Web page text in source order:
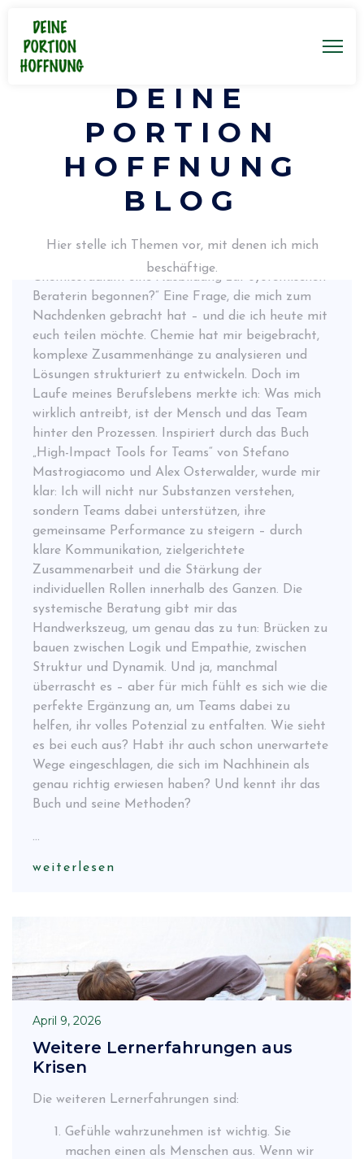
DEINE
PORTION
HOFFNUNG
BLOG
Hier stelle ich Themen vor, mit denen ich mich
beschäftige.
May 5, 2026
Agile Methoden beim
wissenschaftlichen Arbeiten?
Das Buch von Stefano Mastrogiacomo und Alex
Osterwalder “High Impact Tools for Teams”
beruht auf der agilen Arbeitsweise. Bereits
meinem letzten Artikel habe ich geschrieben, dass
dieses Buch dafür gesorgt hat, dass ich die
Ausbildung zur systemischen Beraterin
angefangen habe.
...
weiterlesen
May 4, 2026
Von der Chemie zur systemischen
Beratung – warum dieser
In meinem letzten Bewerbungsgespräch wurde ich
Chemiestudium eine Ausbildung zur systemischen
Beraterin begonnen?“ Eine Frage, die mich zum
Nachdenken gebracht hat – und die ich heute mit
euch teilen möchte. Chemie hat mir beigebracht,
komplexe Zusammenhänge zu analysieren und
Lösungen strukturiert zu entwickeln. Doch im
Laufe meines Berufslebens merkte ich: Was mich
wirklich antreibt, ist der Mensch und das Team
hinter den Prozessen. Inspiriert durch das Buch
„High-Impact Tools for Teams“ von Stefano
Mastrogiacomo und Alex Osterwalder, wurde mir
klar: Ich will nicht nur Substanzen verstehen,
sondern Teams dabei unterstützen, ihre
gemeinsame Performance zu steigern – durch
klare Kommunikation, zielgerichtete
Zusammenarbeit und die Stärkung der
individuellen Rollen innerhalb des Ganzen. Die
systemische Beratung gibt mir das
Handwerkszeug, um genau das zu tun: Brücken zu
bauen zwischen Logik und Empathie, zwischen
Struktur und Dynamik. Und ja, manchmal
überrascht es – aber für mich fühlt es sich wie die
perfekte Ergänzung an, um Teams dabei zu
helfen, ihr volles Potenzial zu entfalten. Wie sieht
es bei euch aus? Habt ihr auch schon unerwartete
Wege eingeschlagen, die sich im Nachhinein als
genau richtig erwiesen haben? Und kennt ihr das
Buch und seine Methoden?
...
weiterlesen
April 9, 2026
Weitere Lernerfahrungen aus
Krisen
Die weiteren Lernerfahrungen sind:
Gefühle wahrzunehmen ist wichtig. Sie
machen einen als Menschen aus. Wenn wir